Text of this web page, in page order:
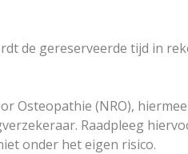
de gereserveerde tijd in
Osteopathie (NRO),
Raadpleeg
onder het eigen risico.